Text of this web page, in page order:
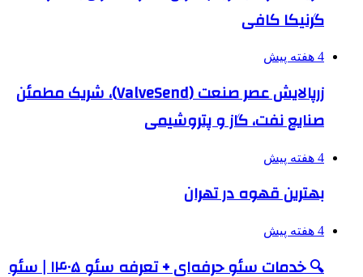
گرنیکا کافی
4 هفته پیش
زرپالایش عصر صنعت (ValveSend)، شریک مطمئن
صنایع نفت، گاز و پتروشیمی
4 هفته پیش
بهترین قهوه در تهران
4 هفته پیش
🔍 خدمات سئو حرفه‌ای + تعرفه سئو ۱۴۰۵ | سئو